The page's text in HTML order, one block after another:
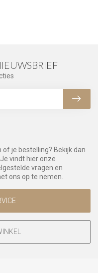
of je bestelling? Bekijk dan
vindt hier onze
vragen en
ons op te nemen.